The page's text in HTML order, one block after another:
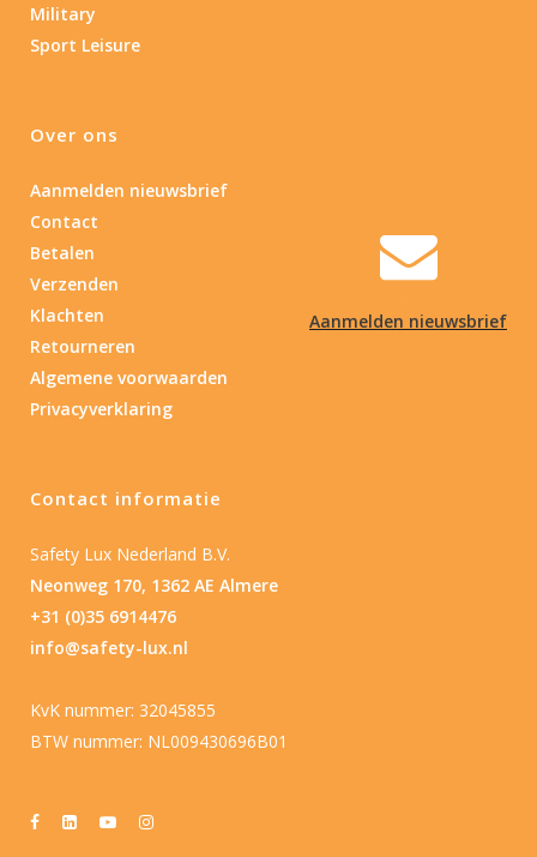
Aanmelden nieuwsbrief
Military
Sport Leisure
Over ons
Aanmelden nieuwsbrief
Contact
Betalen
Verzenden
Klachten
Retourneren
Algemene voorwaarden
Privacyverklaring
Contact informatie
Safety Lux Nederland B.V.
Neonweg 170, 1362 AE Almere
+31 (0)35 6914476
info@safety-lux.nl
KvK nummer: 32045855
BTW nummer: NL009430696B01